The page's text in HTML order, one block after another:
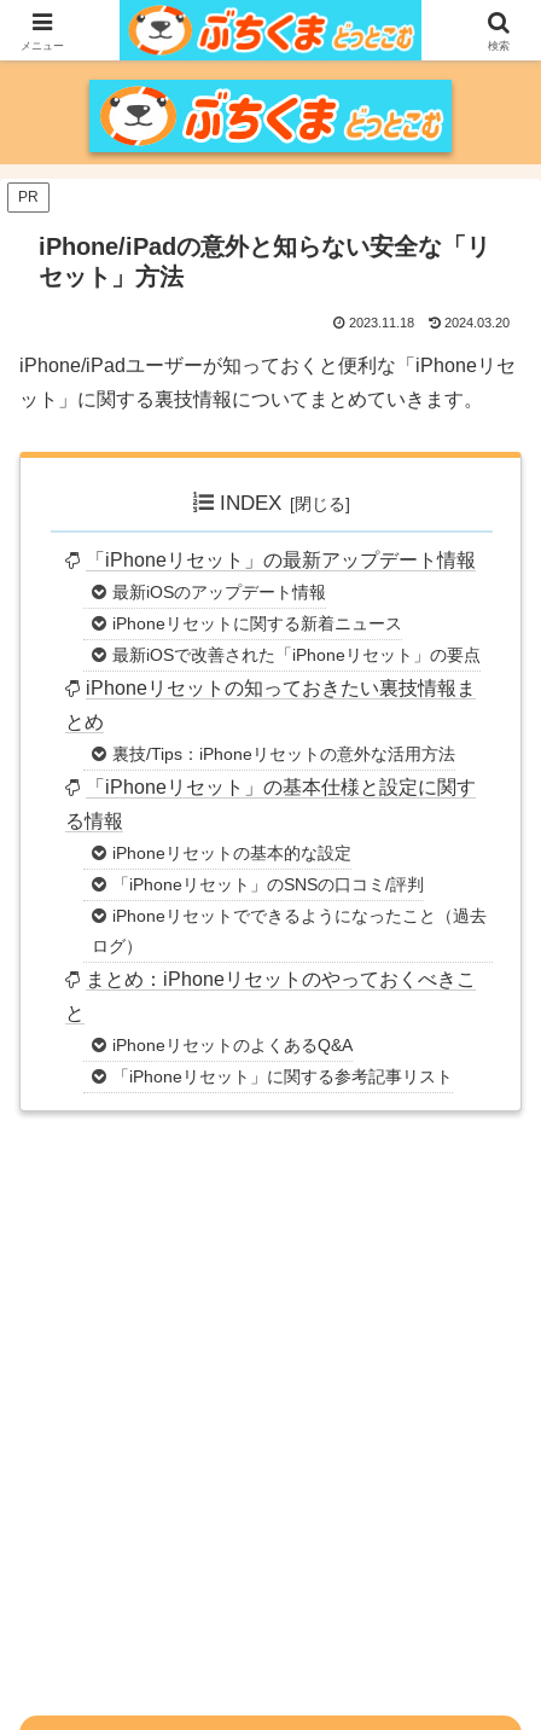
家づくりをメインに、家電、PC/MACなどのレビュー、育児、新潟の情報を気
の向くままに、気が済むまで調べ上げるブログです。
PR
iPhone/iPadの意外と知らない安全な「リ
セット」方法
2023.11.18 2024.03.20
iPhone/iPadユーザーが知っておくと便利な「iPhoneリセ
ット」に関する裏技情報についてまとめていきます。
INDEX
「iPhoneリセット」の最新アップデート情報
最新iOSのアップデート情報
iPhoneリセットに関する新着ニュース
最新iOSで改善された「iPhoneリセット」の要点
iPhoneリセットの知っておきたい裏技情報ま
とめ
裏技/Tips：iPhoneリセットの意外な活用方法
「iPhoneリセット」の基本仕様と設定に関す
る情報
iPhoneリセットの基本的な設定
「iPhoneリセット」のSNSの口コミ/評判
iPhoneリセットでできるようになったこと（過去
ログ）
まとめ：iPhoneリセットのやっておくべきこ
と
iPhoneリセットのよくあるQ&A
「iPhoneリセット」に関する参考記事リスト
メニュー 検索